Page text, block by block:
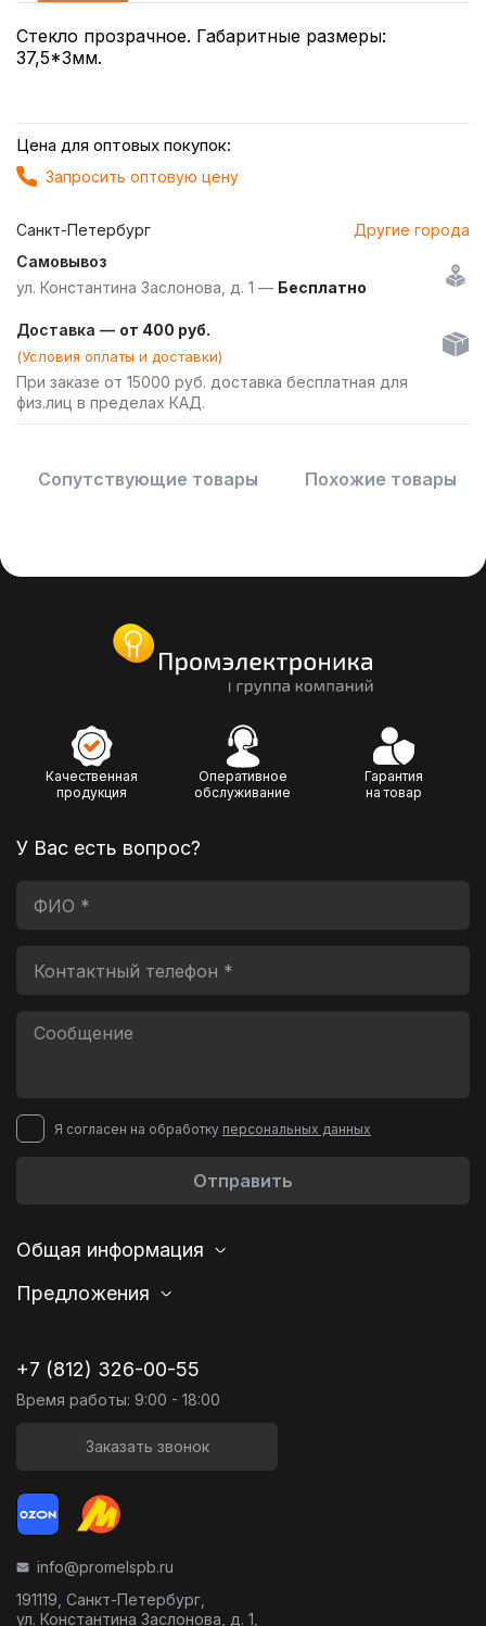
Стекло прозрачное. Габаритные размеры:
37,5*3мм.
Цена для оптовых покупок:
Запросить оптовую цену
Санкт-Петербург
Другие города
Самовывоз
ул. Константина Заслонова, д. 1 — Бесплатно
Доставка — от 400 руб.
(Условия оплаты и доставки)
При заказе от 15000 руб. доставка бесплатная для
физ.лиц в пределах КАД.
Сопутствующие товары Похожие товары
Качественная
продукция
Оперативное
обслуживание
Гарантия
на товар
У Вас есть вопрос?
Я согласен на обработку персональных данных
Отправить
Общая информация
Предложения
+7 (812) 326-00-55
Время работы: 9:00 - 18:00
Заказать звонок
info@promelspb.ru
191119, Санкт-Петербург,
ул. Константина Заслонова, д. 1,